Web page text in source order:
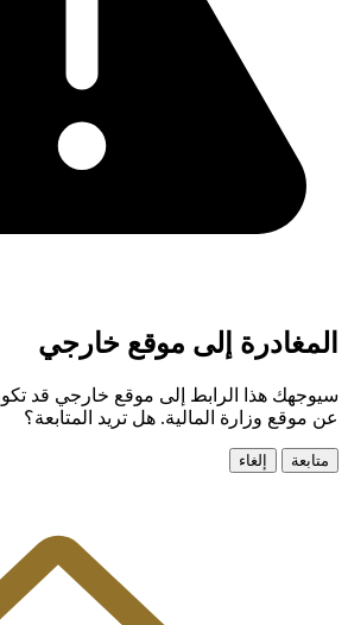
المغادرة إلى موقع خارجي
سيوجهك هذا الرابط إلى موقع خارجي قد
عن موقع وزارة المالية. هل تريد المتابعة؟
متابعة إلغاء